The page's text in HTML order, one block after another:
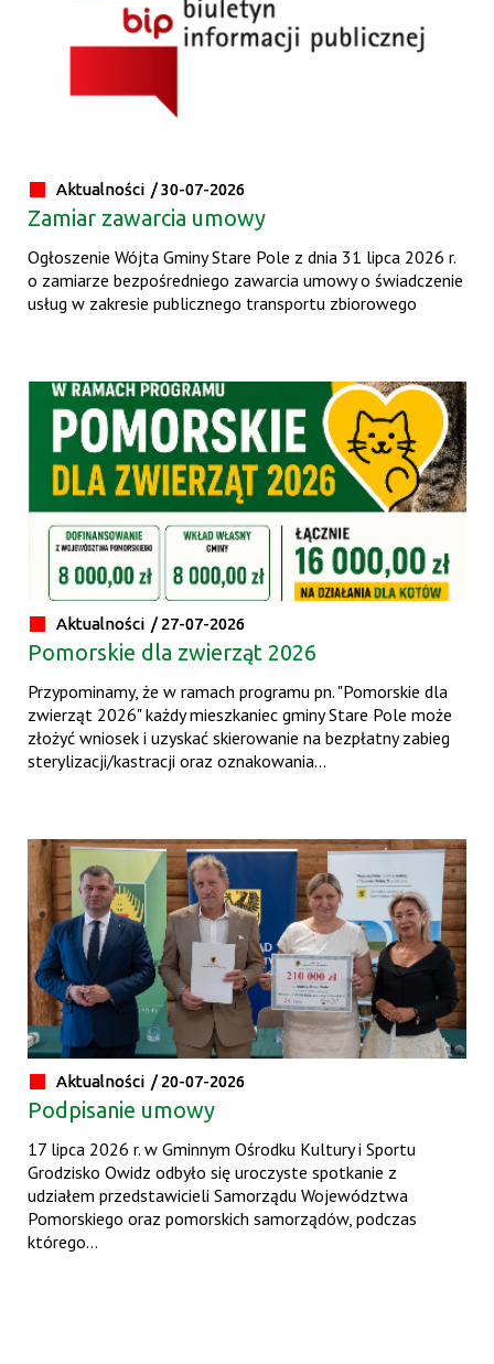
Aktualności /30-07-2026
Zamiar zawarcia umowy
Ogłoszenie Wójta Gminy Stare Pole z dnia 31 lipca 2026 r.
o zamiarze bezpośredniego zawarcia umowy o świadczenie
usług w zakresie publicznego transportu zbiorowego
Aktualności / 27-07-2026
Pomorskie dla zwierząt 2026
Przypominamy, że w ramach programu pn. "Pomorskie dla
zwierząt 2026" każdy mieszkaniec gminy Stare Pole może
złożyć wniosek i uzyskać skierowanie na bezpłatny zabieg
sterylizacji/kastracji oraz oznakowania...
Aktualności / 20-07-2026
Podpisanie umowy
17 lipca 2026 r. w Gminnym Ośrodku Kultury i Sportu
Grodzisko Owidz odbyło się uroczyste spotkanie z
udziałem przedstawicieli Samorządu Województwa
Pomorskiego oraz pomorskich samorządów, podczas
którego...